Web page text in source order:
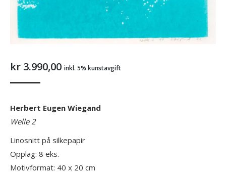
kr 3.990,00 inkl. 5% kunstavgift
Herbert Eugen Wiegand
Welle 2
Linosnitt på silkepapir
Opplag: 8 eks.
Motivformat: 40 x 20 cm